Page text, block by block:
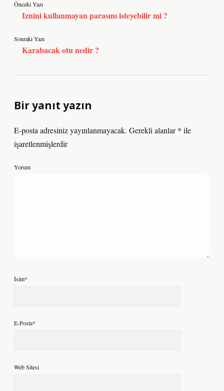
Önceki Yazı
Iznini kullanmayan parasını isteyebilir mi ?
Sonraki Yazı
Karabacak otu nedir ?
Bir yanıt yazın
E-posta adresiniz yayınlanmayacak. Gerekli alanlar* ile
işaretlenmişlerdir
Yorum
İsim*
E-Posta*
Web Sitesi